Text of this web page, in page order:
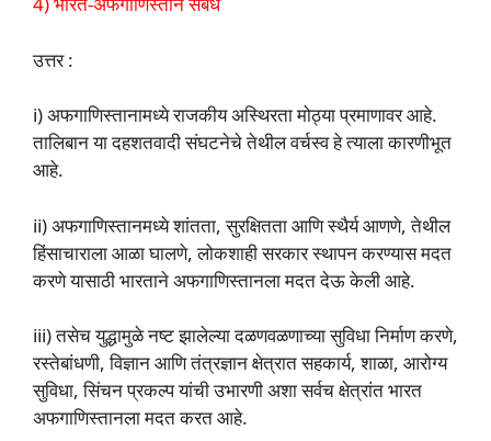
उत्तर :
i) अफगाणिस्तानामध्ये राजकीय अस्थिरता मोठ्या प्रमाणावर आहे.
तालिबान या दहशतवादी संघटनेचे तेथील वर्चस्व हे त्याला कारणीभूत
आहे.
ii) अफगाणिस्तानमध्ये शांतता, सुरक्षितता आणि स्थैर्य आणणे, तेथील
हिंसाचाराला आळा घालणे, लोकशाही सरकार स्थापन करण्यास मदत
करणे यासाठी भारताने अफगाणिस्तानला मदत देऊ केली आहे.
iii) तसेच युद्धामुळे नष्ट झालेल्या दळणवळणाच्या सुविधा निर्माण करणे,
रस्तेबांधणी, विज्ञान आणि तंत्रज्ञान क्षेत्रात सहकार्य, शाळा, आरोग्य
सुविधा, सिंचन प्रकल्प यांची उभारणी अशा सर्वच क्षेत्रांत भारत
अफगाणिस्तानला मदत करत आहे.